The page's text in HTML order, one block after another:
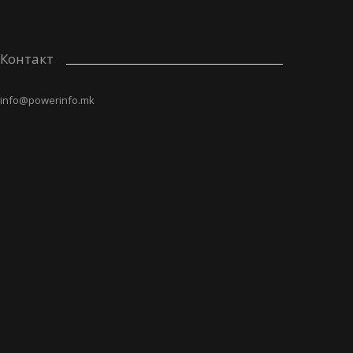
Контакт
info@powerinfo.mk